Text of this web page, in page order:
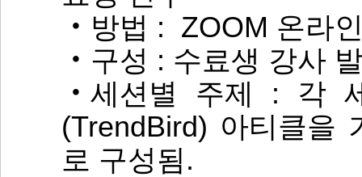
‧방법 : ZOOM 온라
‧구성 : 수료생 강사
‧세션별 주제 : 각
(TrendBird) 아티클을
로 구성됨.